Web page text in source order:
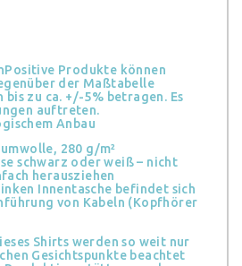
Produkte können
der Maßtabelle
bis zu ca. +/-5% betragen. Es
auftreten.
Anbau
280 g/m²
schwarz oder weiß – nicht
herausziehen
Innentasche befindet sich
von Kabeln (Kopfhörer
Shirts werden so weit nur
Gesichtspunkte beachtet